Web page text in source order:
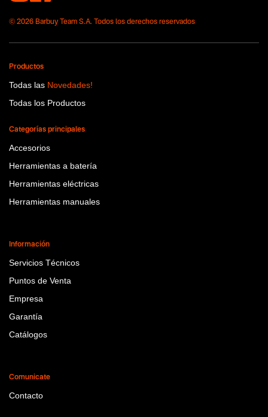
© 2026 Barbuy Team S.A. Todos los derechos reservados
Productos
Todas las Novedades!
Todas los Productos
Categorías principales
Accesorios
Herramientas a batería
Herramientas eléctricas
Herramientas manuales
Información
Servicios Técnicos
Puntos de Venta
Empresa
Garantía
Catálogos
Comunicate
Contacto